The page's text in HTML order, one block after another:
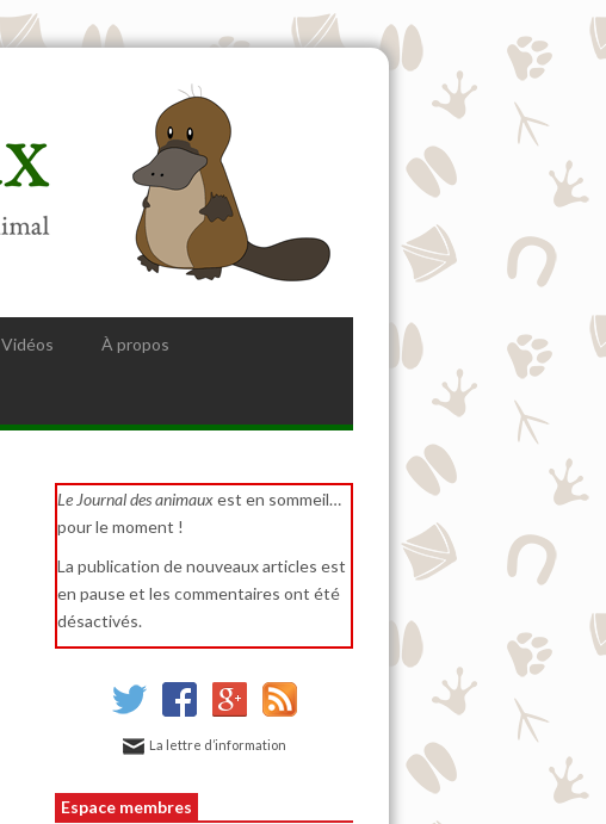
Vidéos À propos
Le Journal des animauxest en sommeil…
pour le moment !
La publication de nouveaux articles est
en pause et les commentaires ont été
désactivés.
La lettre d’information
Espace membres